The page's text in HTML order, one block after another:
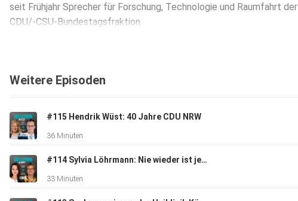
seit Frühjahr Sprecher für Forschung, Technologie und Raumfahrt der
CDU/-CSU-Bundestagsfraktion.
Weitere Episoden
#115 Hendrik Wüst: 40 Jahre CDU NRW
36 Minuten
#114 Sylvia Löhrmann: Nie wieder ist jetzt.
33 Minuten